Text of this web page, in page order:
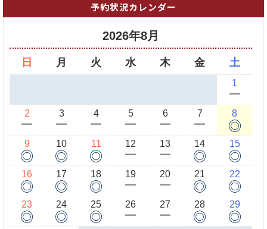
予約状況カレンダー
2026年8月
日 月 火 水 木 金 土
1
ー
2
ー
3
ー
4
ー
5
ー
6
ー
7
ー
8
◎
9
◎
10
◎
11
◎
12
ー
13
ー
14
◎
15
◎
16
◎
17
◎
18
◎
19
ー
20
ー
21
◎
22
◎
23
◎
24
◎
25
◎
26
ー
27
ー
28
◎
29
◎